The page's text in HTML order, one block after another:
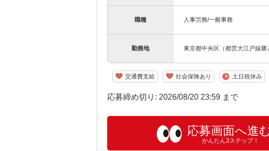
職種 人事労務/一般事務
勤務地 東京都中央区（都営大江戸線勝
交通費支給 社会保険あり 土日祝休み
応募締め切り: 2026/08/20 23:59 まで
応募画面へ進
かんたん3ステップ！